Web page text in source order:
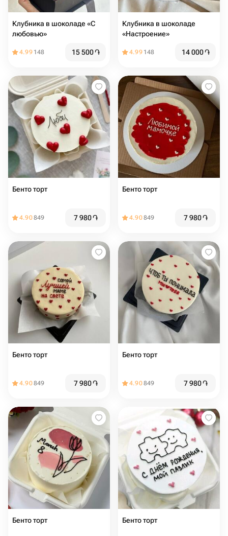
Клубника в шоколаде «С
любовью»
4.99 148 15 500֏
Клубника в шоколаде
«Настроение»
4.99 148 14 000֏
Бенто торт
4.90849 7 980֏
Бенто торт
4.90849 7 980֏
Бенто торт
4.90849 7 980֏
Бенто торт
4.90849 7 980֏
Бенто торт Бенто торт